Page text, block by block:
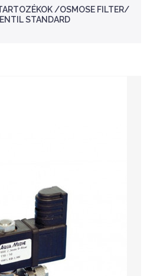
/OSMOSE FILTER/
STANDARD